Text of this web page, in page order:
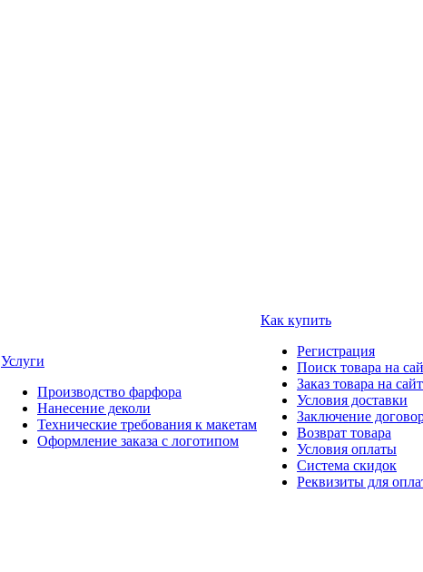
Услуги
Производство фарфора
Нанесение деколи
Технические требования к макетам
Оформление заказа с логотипом
Как купить
Регистрация
Поиск товара на
Заказ товара на
Условия доставки
Заключение
Возврат товара
Условия оплаты
Система скидок
Реквизиты для